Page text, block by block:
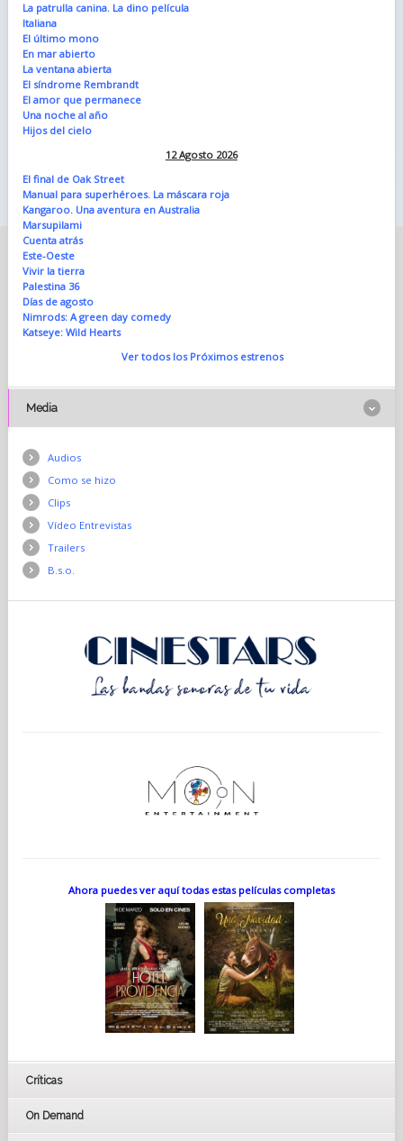
La patrulla canina. La dino película
Italiana
El último mono
En mar abierto
La ventana abierta
El síndrome Rembrandt
El amor que permanece
Una noche al año
Hijos del cielo
12 Agosto 2026
El final de Oak Street
Manual para superhéroes. La máscara roja
Kangaroo. Una aventura en Australia
Marsupilami
Cuenta atrás
Este-Oeste
Vivir la tierra
Palestina 36
Días de agosto
Nimrods: A green day comedy
Katseye: Wild Hearts
Ver todos los Próximos estrenos
Media
Audios
Como se hizo
Clips
Vídeo Entrevistas
Trailers
B.s.o.
Ahora puedes ver aquí todas estas películas completas
Críticas
On Demand